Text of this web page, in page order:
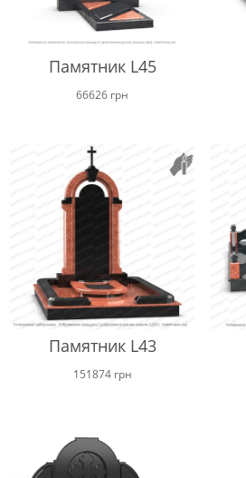
Памятник L45
66626 грн
Памятник L43
151874 грн